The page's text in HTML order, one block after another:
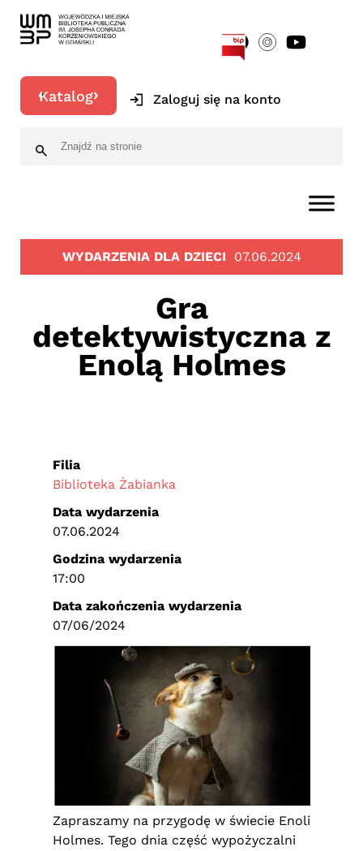
Katalog Zaloguj się na konto
WYDARZENIA DLA DZIECI 07.06.2024
Gra
detektywistyczna z
Enolą Holmes
Zapraszamy na przygodę w świecie Enoli
Holmes. Tego dnia część wypożyczalni
Filia
Biblioteka Żabianka
Data wydarzenia
07.06.2024
Godzina wydarzenia
17:00
Data zakończenia wydarzenia
07/06/2024